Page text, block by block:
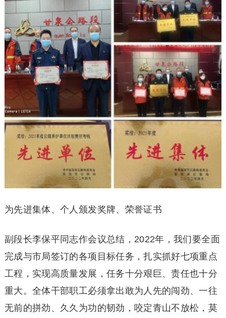
为先进集体、个人颁发奖牌、荣誉证书
副段长李保平同志作会议总结，2022年，我们要全面
完成与市局签订的各项目标任务，扎实抓好七项重点
工程，实现高质量发展，任务十分艰巨、责任也十分
重大。全体干部职工必须拿出敢为人先的闯劲、一往
无前的拼劲、久久为功的韧劲，咬定青山不放松，莫